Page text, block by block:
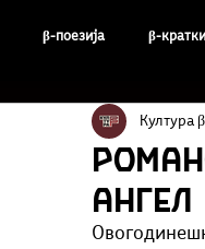
β-поезија β-
β-уметник на неделата
КултурогледАнгел
Култура β